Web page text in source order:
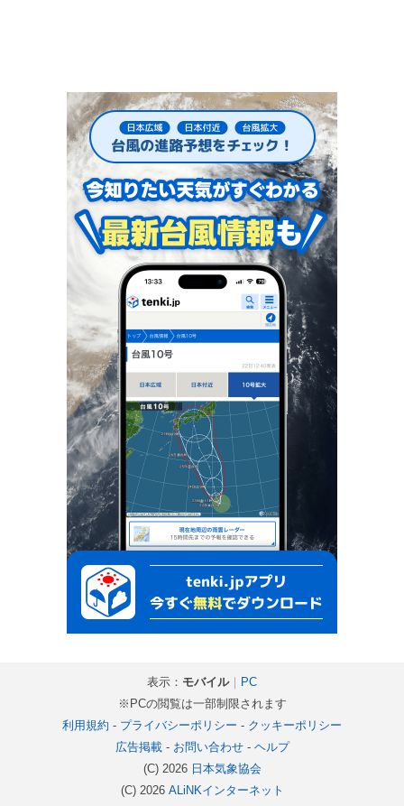
表示： モバイル｜
PC
※PCの閲覧は一部制限されます
利用規約 - プライバシーポリシー - クッキーポリシー
広告掲載- お問い合わせ- ヘルプ
(C) 2026 日本気象協会
(C) 2026 ALiNKインターネット